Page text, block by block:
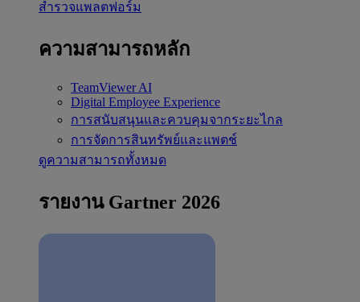
สำรวจแพลตฟอร์ม
ความสามารถหลัก
TeamViewer AI
Digital Employee Experience
การสนับสนุนและควบคุมจากระยะไกล
การจัดการสินทรัพย์และแพตช์
ดูความสามารถทั้งหมด
รายงาน Gartner 2026